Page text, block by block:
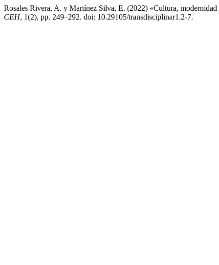
Rosales Rivera, A. y Martínez Silva, E. (2022) «Cultura,
CEH, 1(2), pp. 249–292. doi: 10.29105/transdisciplinar1.2-7.